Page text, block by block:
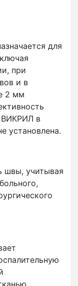
для
при
и в
2 мм
ВИКРИЛ в
установлена.
швы, учитывая